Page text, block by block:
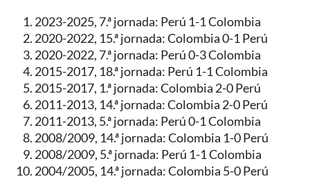
2023-2025, 7.ª jornada: Perú 1-1 Colombia
2020-2022, 15.ª jornada: Colombia 0-1 Perú
2020-2022, 7.ª jornada: Perú 0-3 Colombia
2015-2017, 18.ª jornada: Perú 1-1 Colombia
2015-2017, 1.ª jornada: Colombia 2-0 Perú
2011-2013, 14.ª jornada: Colombia 2-0 Perú
2011-2013, 5.ª jornada: Perú 0-1 Colombia
2008/2009, 14.ª jornada: Colombia 1-0 Perú
2008/2009, 5.ª jornada: Perú 1-1 Colombia
2004/2005, 14.ª jornada: Colombia 5-0 Perú